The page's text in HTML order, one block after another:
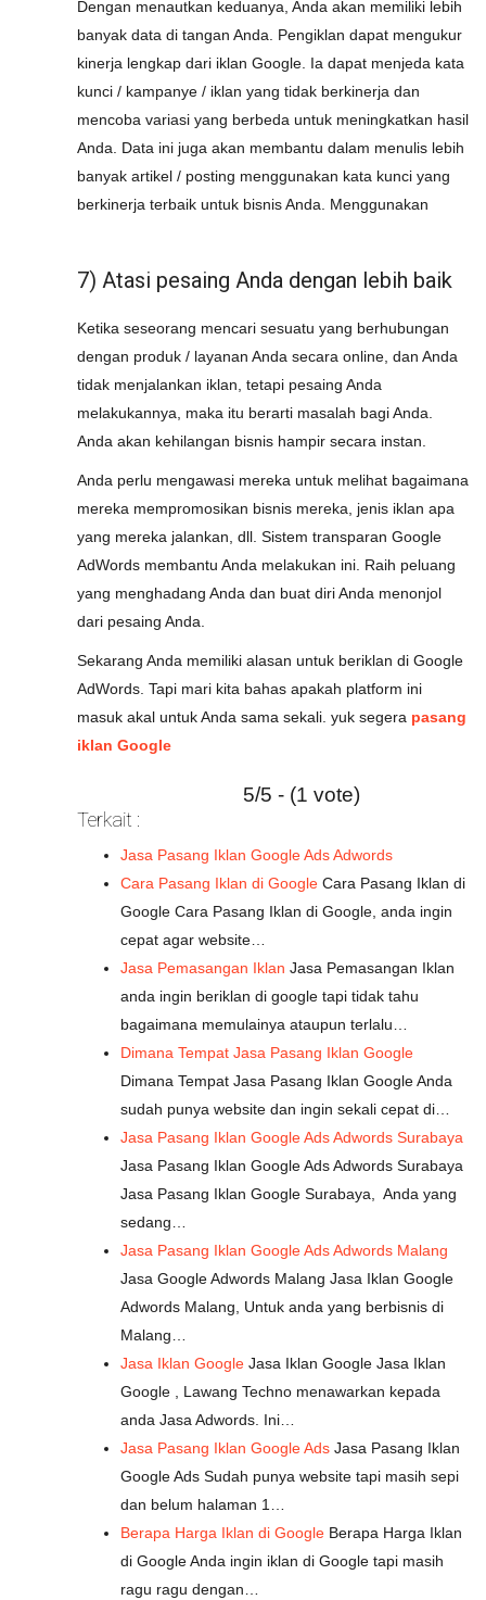
Dengan menautkan keduanya, Anda akan memiliki lebih
banyak data di tangan Anda. Pengiklan dapat mengukur
kinerja lengkap dari iklan Google. Ia dapat menjeda kata
kunci / kampanye / iklan yang tidak berkinerja dan
mencoba variasi yang berbeda untuk meningkatkan hasil
Anda. Data ini juga akan membantu dalam menulis lebih
banyak artikel / posting menggunakan kata kunci yang
berkinerja terbaik untuk bisnis Anda. Menggunakan
7) Atasi pesaing Anda dengan lebih baik
Ketika seseorang mencari sesuatu yang berhubungan
dengan produk / layanan Anda secara online, dan Anda
tidak menjalankan iklan, tetapi pesaing Anda
melakukannya, maka itu berarti masalah bagi Anda.
Anda akan kehilangan bisnis hampir secara instan.
Anda perlu mengawasi mereka untuk melihat bagaimana
mereka mempromosikan bisnis mereka, jenis iklan apa
yang mereka jalankan, dll. Sistem transparan Google
AdWords membantu Anda melakukan ini. Raih peluang
yang menghadang Anda dan buat diri Anda menonjol
dari pesaing Anda.
Sekarang Anda memiliki alasan untuk beriklan di Google
AdWords. Tapi mari kita bahas apakah platform ini
masuk akal untuk Anda sama sekali. yuk segera pasang
iklan Google
5/5 - (1 vote)
Terkait :
Jasa Pasang Iklan Google Ads Adwords
Cara Pasang Iklan di Google Cara Pasang Iklan di
Google Cara Pasang Iklan di Google, anda ingin
cepat agar website…
Jasa Pemasangan Iklan Jasa Pemasangan Iklan
anda ingin beriklan di google tapi tidak tahu
bagaimana memulainya ataupun terlalu…
Dimana Tempat Jasa Pasang Iklan Google
Dimana Tempat Jasa Pasang Iklan Google Anda
sudah punya website dan ingin sekali cepat di…
Jasa Pasang Iklan Google Ads Adwords Surabaya
Jasa Pasang Iklan Google Ads Adwords Surabaya
Jasa Pasang Iklan Google Surabaya, Anda yang
sedang…
Jasa Pasang Iklan Google Ads Adwords Malang
Jasa Google Adwords Malang Jasa Iklan Google
Adwords Malang, Untuk anda yang berbisnis di
Malang…
Jasa Iklan Google Jasa Iklan Google Jasa Iklan
Google , Lawang Techno menawarkan kepada
anda Jasa Adwords. Ini…
Jasa Pasang Iklan Google Ads Jasa Pasang Iklan
Google Ads Sudah punya website tapi masih sepi
dan belum halaman 1…
Berapa Harga Iklan di Google Berapa Harga Iklan
di Google Anda ingin iklan di Google tapi masih
ragu ragu dengan…